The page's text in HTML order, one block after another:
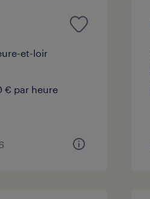
et-loir
€ par heure